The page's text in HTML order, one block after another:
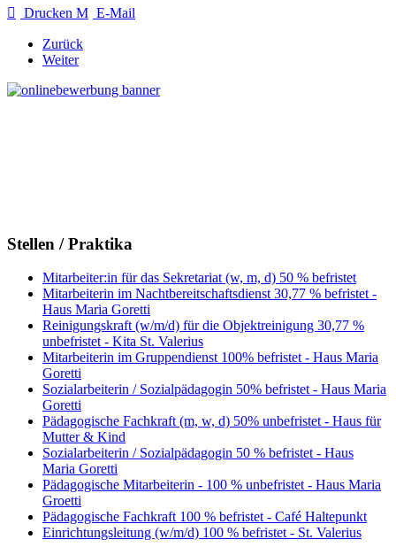
Drucken E-Mail
Zurück
Weiter
Stellen / Praktika
Mitarbeiter:in für das Sekretariat (w, m, d) 50 % befristet
Mitarbeiterin im Nachtbereitschaftsdienst 30,77 % befristet -
Haus Maria Goretti
Reinigungskraft (w/m/d) für die Objektreinigung 30,77 %
unbefristet - Kita St. Valerius
Mitarbeiterin im Gruppendienst 100% befristet - Haus Maria
Goretti
Sozialarbeiterin / Sozialpädagogin 50% befristet - Haus Maria
Goretti
Pädagogische Fachkraft (m, w, d) 50% unbefristet - Haus für
Mutter & Kind
Sozialarbeiterin / Sozialpädagogin 50 % befristet - Haus
Maria Goretti
Pädagogische Mitarbeiterin - 100 % unbefristet - Haus Maria
Groetti
Pädagogische Fachkraft 100 % befristet - Café Haltepunkt
Einrichtungsleitung (w/m/d) 100 % befristet - St. Valerius